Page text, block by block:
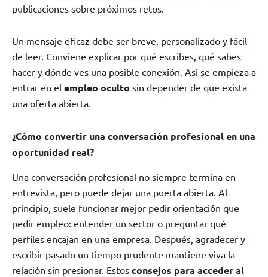
publicaciones sobre próximos retos.
Un mensaje eficaz debe ser breve, personalizado y fácil
de leer. Conviene explicar por qué escribes, qué sabes
hacer y dónde ves una posible conexión. Así se empieza a
entrar en el empleo oculto sin depender de que exista
una oferta abierta.
¿Cómo convertir una conversación profesional en una
oportunidad real?
Una conversación profesional no siempre termina en
entrevista, pero puede dejar una puerta abierta. Al
principio, suele funcionar mejor pedir orientación que
pedir empleo: entender un sector o preguntar qué
perfiles encajan en una empresa. Después, agradecer y
escribir pasado un tiempo prudente mantiene viva la
relación sin presionar. Estos consejos para acceder al